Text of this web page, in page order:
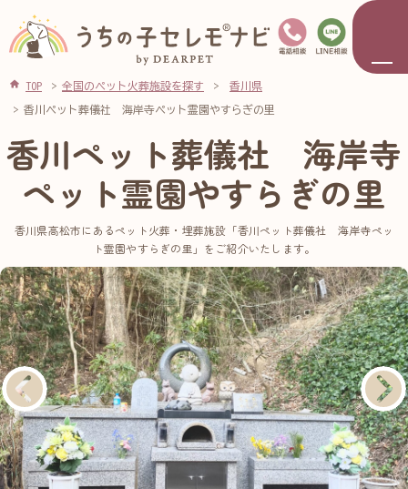
TOP 全国のペット火葬施設を探す 香川県
香川ペット葬儀社 海岸寺ペット霊園やすらぎの里
香川ペット葬儀社 海岸寺
ペット霊園やすらぎの里
香川県高松市にあるペット火葬・埋葬施設「香川ペット葬儀社 海岸寺ペッ
ト霊園やすらぎの里」をご紹介いたします。